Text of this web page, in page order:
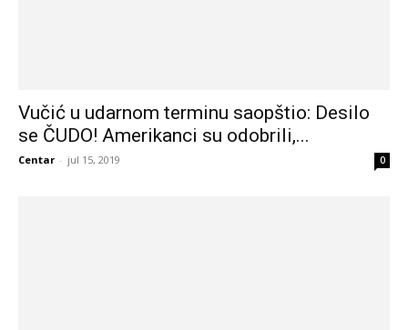
Vučić u udarnom terminu saopštio: Desilo
se ČUDO! Amerikanci su odobrili,...
Centar - jul 15, 2019 0